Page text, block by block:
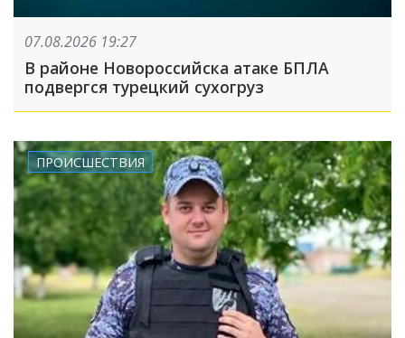
07.08.2026 19:27
В районе Новороссийска атаке БПЛА
подвергся турецкий сухогруз
ПРОИСШЕСТВИЯ